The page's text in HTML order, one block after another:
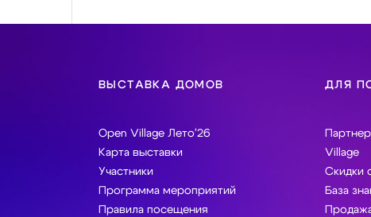
ВЫСТАВКА ДОМОВ
Open Village Лето'26
Карта выставки
Участники
Программа мероприятий
Правила посещения
ДЛЯ
Village
Скидки
База